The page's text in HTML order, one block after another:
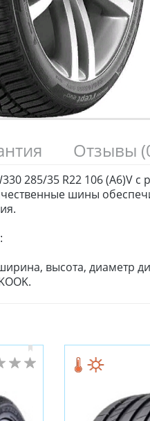
Отзывы
285/35 R22 106 (A6)V
шины
высота, диаметр